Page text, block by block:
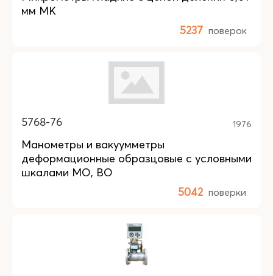
мм МК
5237 поверок
5768-76 1976
Манометры и вакуумметры
деформационные образцовые с условными
шкалами МО, ВО
5042 поверки